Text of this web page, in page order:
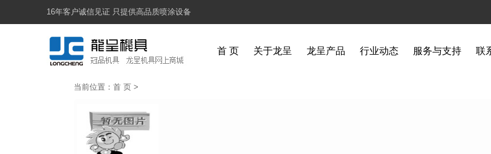
16年客户诚信见证 只提供高品质喷涂设备
首 页 关于龙呈 龙呈产品 行业动态 服务与支持 联
当前位置： 首 页 >